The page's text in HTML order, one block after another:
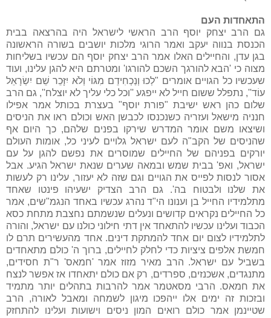
התאחדות העם
גם הרב יצחק יוסף הרב הראשי לישראל היה בהרצאה בבית
הכנסת בנווה יעקב ואמר הרוגי מלכות יושבים בשורה הראשונה
בגן עדן, והחיילים האלו אמר הרב יצחק יוסף הם עכשיו בשליחות
מצוה כי 'הבא להורגך השכם להורגו' ומטרתם היא להגן עלינו, ועוד
שעכשיו כל הגויים אומרים "לְכוּ וְנַכְחִידֵם מִגּוֹי וְלֹא יִזָּכֵר שֵׁם יִשְׂרָאֵל
עוֹד'', נתפלל ששום חייל לא ייפגע ''וכל כלי עליך לא יוצלח'', גם הרב
שלום כהן ראש ישיבת "פורת יוסף" בעצרת בכותל אמר אפילו
חנניה מישאל ועזריה כשנכנסו לכבשן האש וכולם ראו את הניסים
ושיצאו משם אומר המדרש שירקו בפנים שלהם, כך היום אף
שהניסים של הקב"ה לעם ישראל גלויים לעיני כל, אומות העולם
יורקים בפניהם של החיילים שמוסרים את נפשם להגן על עם
ישראל, ואפ' בבית שמש ובמאה שערים שנאת ישראל הגיע. אבל
אסור לנסות לפייס את הגויים וגם שזה לא יעזור, עלינו רק לעשות
את שלנו ולבטוח בה'. גם הרב הצדיק ישעיהו פינטו שאחד
מתלמידיו החייל בן וענונו הי"ד נהרג עכשיו באחד הנגמ"שים, אמר
כל החיילים נקראים קדושים ונעלים שנשמתם נחצבת מתחת כסא
הכבוד ועלינו עכשיו להתאחד אין דתי חילוני כולנו עם ישראל, והורה
לתלמידיו לצום יום אחד להמתקת דינים. אחד מהעשירים תרם לו
חמשת אלפים ציציות כדי לחלק לחיילים, ברוך ה' כולם מתאחדים
בשביל עם ישראל. הרב מאיר מזוז אמר 'חמאס' ר"ת חסידים,
מתנגדים, אשכנזים, ספרדים, רק אם כולם יתאחדו אז אפשר לנצח
את חמאס. הרבי מסאטמר אמר להרבות בתהלים יותר מתמיד
ובזכות זה ימים אלו ייהפכו מיגון לשמחה ומאבל לאורה, הרב
שטיינמן אמר כולם רואים המון ניסים וישועות ועלינו להתחזק